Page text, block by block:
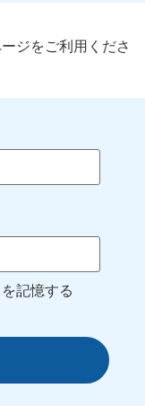
ジをご利用くださ
記憶する